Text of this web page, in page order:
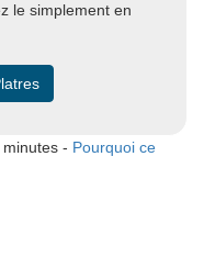
le simplement en
- Pourquoi ce